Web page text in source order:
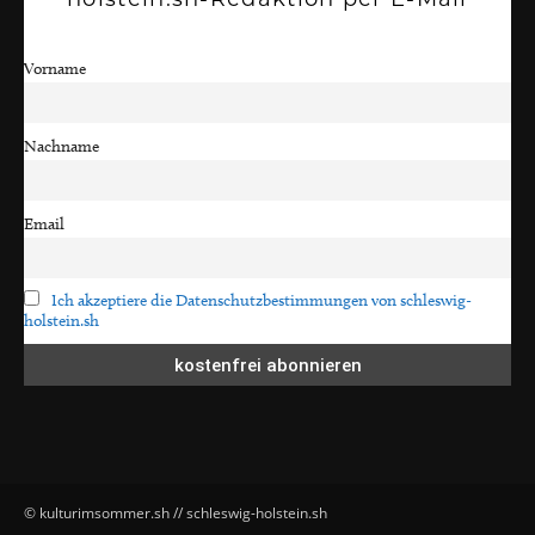
Vorname
Nachname
Email
Ich akzeptiere die Datenschutzbestimmungen von schleswig-
holstein.sh
© kulturimsommer.sh // schleswig-holstein.sh